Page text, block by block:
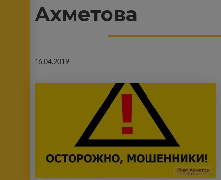
Ахметова
16.04.2019